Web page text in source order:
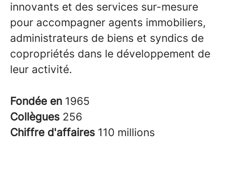
innovants et des services sur-mesure
pour accompagner agents immobiliers,
administrateurs de biens et syndics de
copropriétés dans le développement de
leur activité.
Fondée en 1965
Collègues 256
Chiffre d'affaires 110 millions